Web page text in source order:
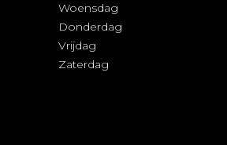
Woensdag
Donderdag
Vrijdag
Zaterdag